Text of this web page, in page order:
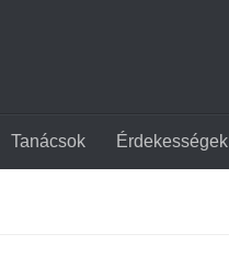
Tanácsok Érdekességek